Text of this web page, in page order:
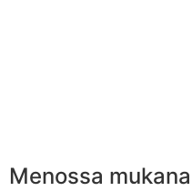
Menossa mukana